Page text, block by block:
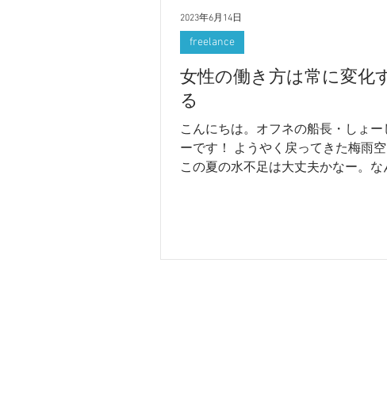
女性の働き方は常に変化
る
こんにちは。オフネの船長・しょー
ーです！ ようやく戻ってきた梅雨空
この夏の水不足は大丈夫かなー。な
が、...
freelance
2023年6月14日